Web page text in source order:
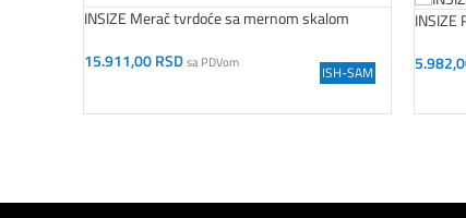
INSIZE Merač tvrdoće sa mernom skalom
15.911,00RSDsa PDVom
ISH-SAM